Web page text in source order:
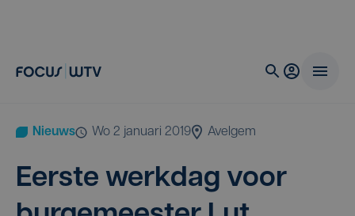
Nieuws wo 2 januari 2019 Avelgem
Eer­ste werk­dag voor